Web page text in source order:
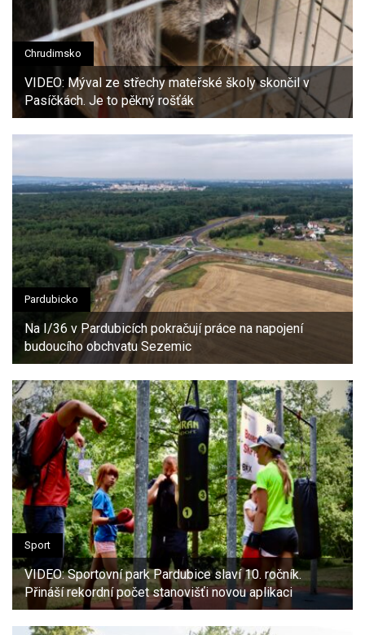
Chrudimsko
VIDEO: Mýval ze střechy mateřské školy skončil v
Pasíčkách. Je to pěkný rošťák
Pardubicko
Na I/36 v Pardubicích pokračují práce na napojení
budoucího obchvatu Sezemic
Sport
VIDEO: Sportovní park Pardubice slaví 10. ročník.
Přináší rekordní počet stanovišťi novou aplikaci